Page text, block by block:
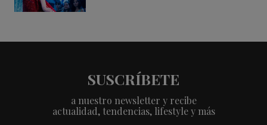
SUSCRÍBETE
a nuestro newsletter y recibe
actualidad, tendencias, lifestyle y más